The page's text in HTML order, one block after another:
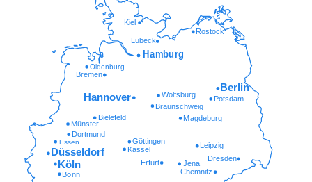
Chemnitz
Bonn
Erfurt Jena
Dresden
Kassel
Göttingen
Essen
Dortmund
Münster
Magdeburg
Bielefeld
Braunschweig
Potsdam
Wolfsburg
Oldenburg
Lübeck
Rostock
Kiel
Köln
Düsseldorf
Leipzig
Hannover
Berlin
Bremen
Hamburg